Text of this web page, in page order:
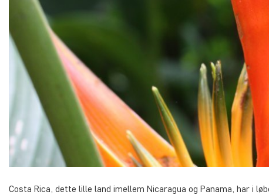
Costa Rica, dette lille land imellem Nicaragua og Panama, har i